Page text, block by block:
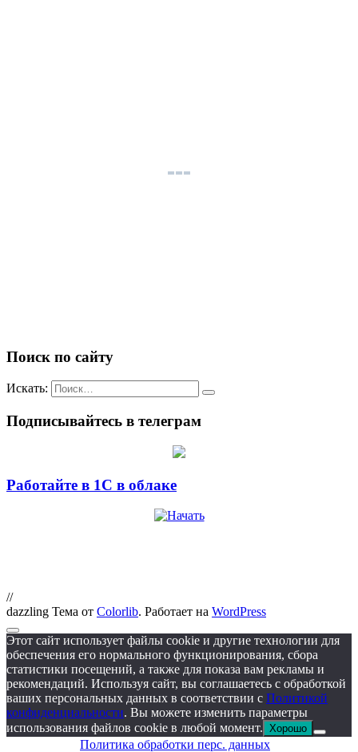
Поиск по сайту
Искать:
Подписывайтесь в телеграм
Работайте в 1С в облаке
//
dazzling Тема от Colorlib. Работает на WordPress
Этот сайт использует файлы cookie и другие технологии для
обеспечения его нормального функционирования, сбора
статистики посещений, а также для показа вам рекламы и
рекомендаций. Используя сайт, вы соглашаетесь с обработкой
ваших персональных данных в соответствии с Политикой
конфиденциальности. Вы можете изменить параметры
использования файлов cookie в любой момент. Хорошо
Политика обработки перс. данных